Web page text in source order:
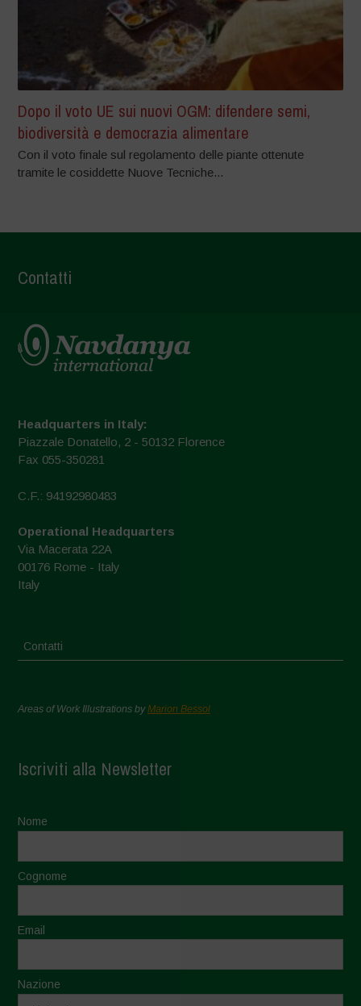
Dopo il voto UE sui nuovi OGM: difendere semi,
biodiversità e democrazia alimentare
Con il voto finale sul regolamento delle piante ottenute
tramite le cosiddette Nuove Tecniche...
Contatti
Headquarters in Italy:
Piazzale Donatello, 2 - 50132 Florence
Fax 055-350281
C.F.: 94192980483
Operational Headquarters
Via Macerata 22A
00176 Rome - Italy
Italy
Contatti
Areas of Work Illustrations byMarion Bessol
Iscriviti alla Newsletter
Nome
Cognome
Email
Nazione